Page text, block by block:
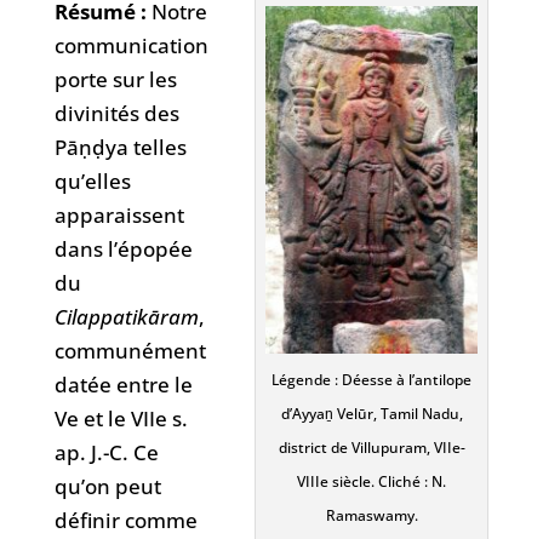
Légende : Déesse à l’antilope
d’Ayyaṉ Velūr, Tamil Nadu,
district de Villupuram, VIIe-
VIIIe siècle. Cliché : N.
Ramaswamy.
Résumé : Notre
communication
porte sur les
divinités des
Pāṇḍya telles
qu’elles
apparaissent
dans l’épopée
du
Cilappatikāram,
communément
datée entre le
Ve et le VIIe s.
ap. J.-C. Ce
qu’on peut
définir comme